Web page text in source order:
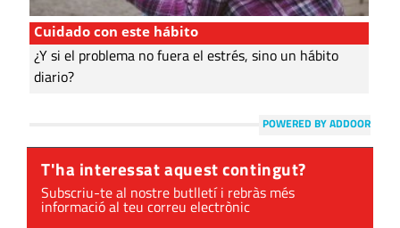
Cuidado con este hábito
¿Y si el problema no fuera el estrés, sino un hábito
diario?
POWERED BY ADDOOR
T'ha interessat aquest contingut?
Subscriu-te al nostre butlletí i rebràs més
informació al teu correu electrònic